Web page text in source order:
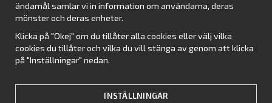
Förtält Isabella
Förtält från SvenskaTält
Nyhet: Campingtält
ändamål samlar vi in information om användarna, deras
mönster och deras enheter.
Klicka på "Okej" om du tillåter alla cookies eller välj vilka
cookies du tillåter och vilka du vill stänga av genom att klicka
på "Inställningar" nedan.
INSTÄLLNINGAR